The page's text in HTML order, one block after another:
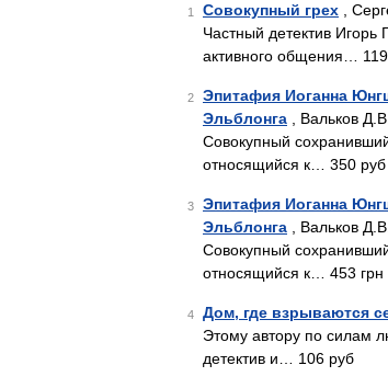
1 Совокупный грех ,
Частный детектив
активного общения…
2
Эпитафия Иоганна
Эльблонга , Вальков
Совокупный
относящийся к… 350 руб
3
Эпитафия Иоганна
Эльблонга , Вальков
Совокупный
относящийся к… 453 грн
4 Дом, где взрываются
Этому автору по силам
детектив и… 106 руб